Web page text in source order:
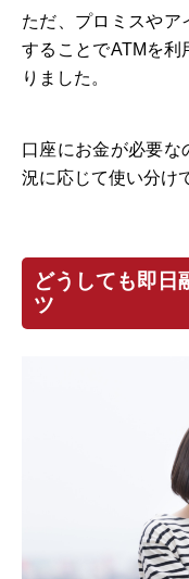
ただ、プロミスやア
することでATMを利
りました。
口座にお金が必要な
況に応じて使い分け
どうしても即日
ツ